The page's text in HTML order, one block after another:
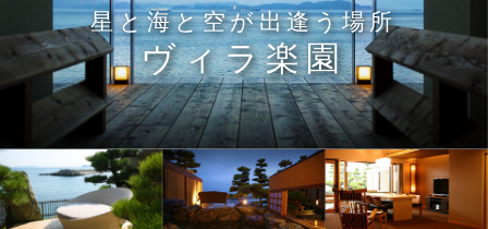
星と海と空が出逢う場所
ヴィラ楽園